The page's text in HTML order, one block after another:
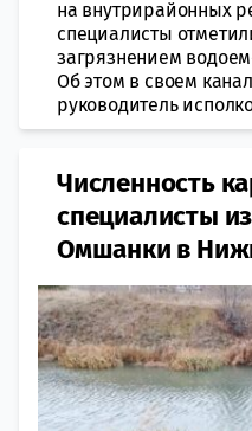
на внутрирайонных
специалисты
загрязнением
Об этом в своем
руководитель
Численность
специалисты
Омшанки в